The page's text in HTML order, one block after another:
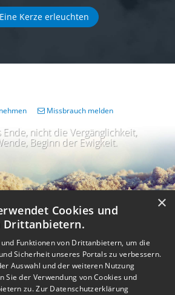
Kerze erleuchten
nicht die Vergänglichkeit,
Beginn der Ewigkeit.
Missbrauch melden
Datenschutz
AGB
melden
IAccessibility-Modus aktivieren
×
Cookies und
Drittanbietern.
Funktionen von Drittanbietern, um die
Sicherheit unseres Portals zu verbessern.
Auswahl und der weiteren Nutzung
Sie der Verwendung von Cookies und
zu.Zur Datenschutzerklärung